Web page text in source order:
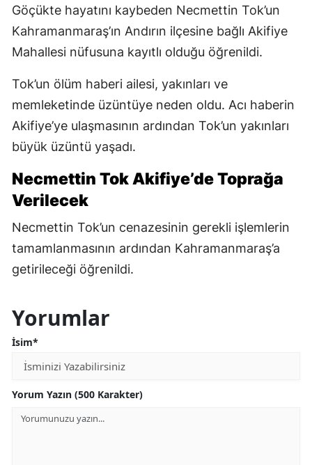
Göçükte hayatını kaybeden Necmettin Tok’un
Kahramanmaraş’ın Andırın ilçesine bağlı Akifiye
Mahallesi nüfusuna kayıtlı olduğu öğrenildi.
Tok’un ölüm haberi ailesi, yakınları ve
memleketinde üzüntüye neden oldu. Acı haberin
Akifiye’ye ulaşmasının ardından Tok’un yakınları
büyük üzüntü yaşadı.
Necmettin Tok Akifiye’de Toprağa
Verilecek
Necmettin Tok’un cenazesinin gerekli işlemlerin
tamamlanmasının ardından Kahramanmaraş’a
getirileceği öğrenildi.
Yorumlar
İsim*
Yorum Yazın (500 Karakter)